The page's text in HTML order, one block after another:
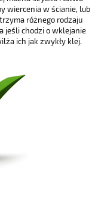
wiercenia w ścianie, lub
różnego rodzaju
jeśli chodzi o wklejanie
ich jak zwykły klej.